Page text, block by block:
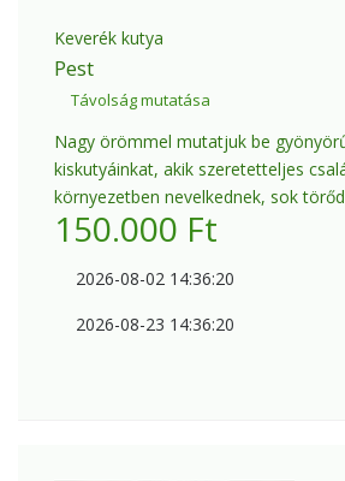
Keverék kutya
Pest
Távolság mutatása
Nagy örömmel mutatjuk be
kiskutyáinkat, akik szeretetteljes
környezetben nevelkednek, sok törőd
150.000 Ft
2026-08-02 14:36:20
2026-08-23 14:36:20